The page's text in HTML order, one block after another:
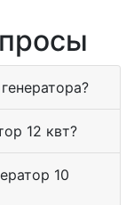
12 квт?
10